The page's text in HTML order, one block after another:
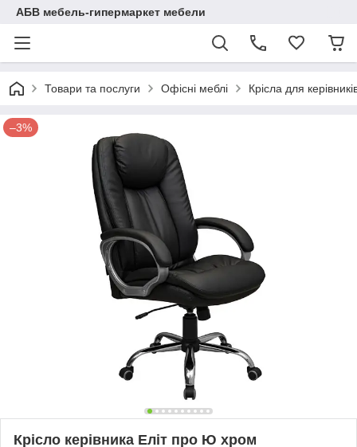
АБВ мебель-гипермаркет мебели
Товари та послуги Офісні меблі Крісла для
–3%
Крісло керівника Еліт про Ю хром